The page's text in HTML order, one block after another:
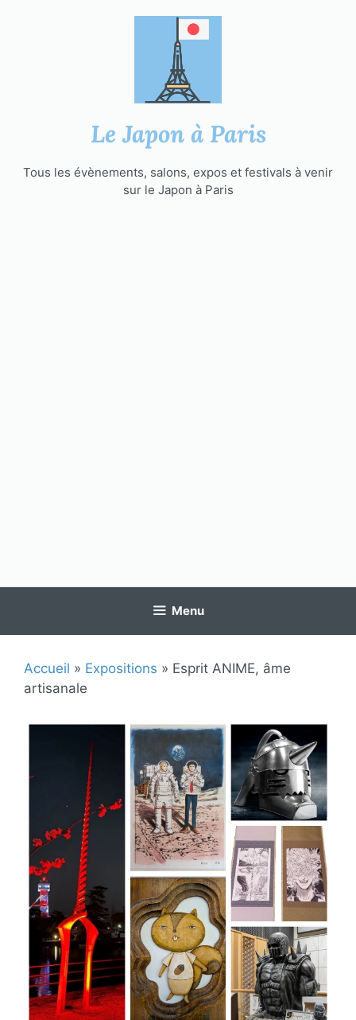
Le Japon à Paris
Tous les évènements, salons, expos et festivals à venir
sur le Japon à Paris
Menu
Accueil » Expositions » Esprit ANIME, âme
artisanale